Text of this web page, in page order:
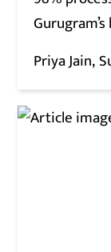
Priya Jain